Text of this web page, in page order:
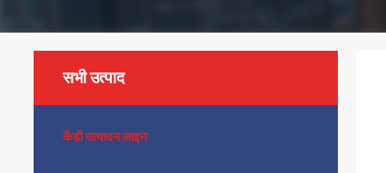
सभी उत्पाद
कैंडी उत्पादन लाइन